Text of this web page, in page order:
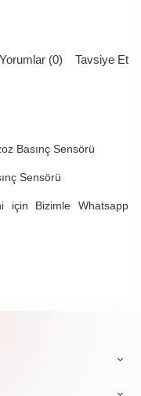
Yorumlar (0) Tavsiye Et
Basınç Sensörü
Sensörü
için Bizimle Whatsapp